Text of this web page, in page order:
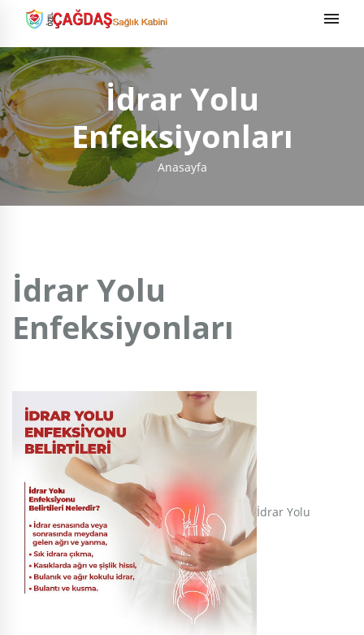
İdrar Yolu
Enfeksiyonları
Anasayfa
İdrar Yolu
Enfeksiyonları
İdrar Yolu